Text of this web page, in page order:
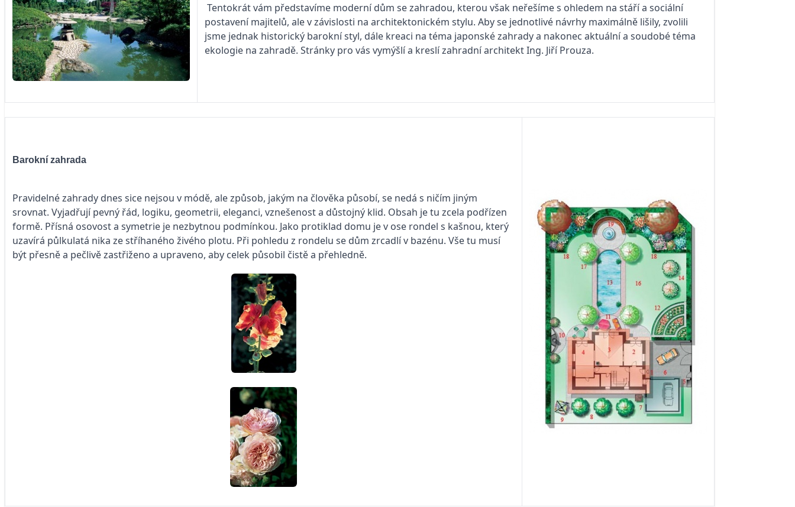
Tentokrát vám představíme moderní dům se zahradou, kterou však neřešíme s ohledem na stáří a sociální
postavení majitelů, ale v závislosti na architektonickém stylu. Aby se jednotlivé návrhy maximálně lišily, zvolili
jsme jednak historický barokní styl, dále kreaci na téma japonské zahrady a nakonec aktuální a soudobé téma
ekologie na zahradě. Stránky pro vás vymýšlí a kreslí zahradní architekt Ing. Jiří Prouza.
Barokní zahrada
Pravidelné zahrady dnes sice nejsou v módě, ale způsob, jakým na člověka působí, se nedá s ničím jiným
srovnat. Vyjadřují pevný řád, logiku, geometrii, eleganci, vznešenost a důstojný klid. Obsah je tu zcela podřízen
formě. Přísná osovost a symetrie je nezbytnou podmínkou. Jako protiklad domu je v ose rondel s kašnou, který
uzavírá půlkulatá nika ze stříhaného živého plotu. Při pohledu z rondelu se dům zrcadlí v bazénu. Vše tu musí
být přesně a pečlivě zastřiženo a upraveno, aby celek pů­sobil čistě a přehledně.